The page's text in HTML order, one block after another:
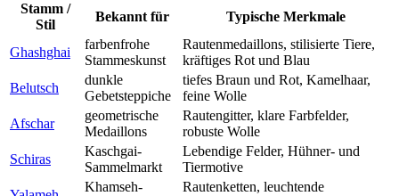
Stamm /
Stil
Bekannt für Typische Merkmale
Ghashghai
farbenfrohe
Stammeskunst
Rautenmedaillons, stilisierte Tiere,
kräftiges Rot und Blau
Belutsch
dunkle
Gebetsteppiche
tiefes Braun und Rot, Kamelhaar,
feine Wolle
Afschar
geometrische
Medaillons
Rautengitter, klare Farbfelder,
robuste Wolle
Schiras
Kaschgai-
Sammelmarkt
Lebendige Felder, Hühner- und
Tiermotive
Khamseh-
Rautenketten, leuchtende